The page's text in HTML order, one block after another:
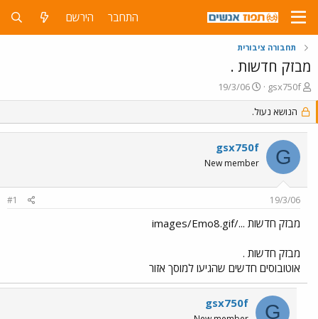
התחבר הירשם
תחבורה ציבורית
מבזק חדשות .
פ
ו
ת
ח
נ
ו
א
gsx750f
פ
ו
ס
ב
ת
ר
19/3/06
הנושא נעול.
G
gsx750f
New member
19/3/06
#1
מבזק חדשות .../images/Emo8.gif
מבזק חדשות .
אוטובוסים חדשים שהגיעו למוסך אזור
G
gsx750f